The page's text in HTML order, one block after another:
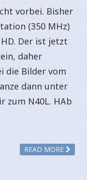
vorbei. Bisher
(350 MHz)
Der ist jetzt
daher
die Bilder vom
dann unter
zum N40L. HAb
READ MORE